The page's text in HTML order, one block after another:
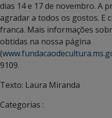
dias 14 e 17 de novembro. A
agradar a todos os gostos. E
franca. Mais informações
obtidas na nossa página
(
9109.
Texto: Laura Miranda
Categorias :